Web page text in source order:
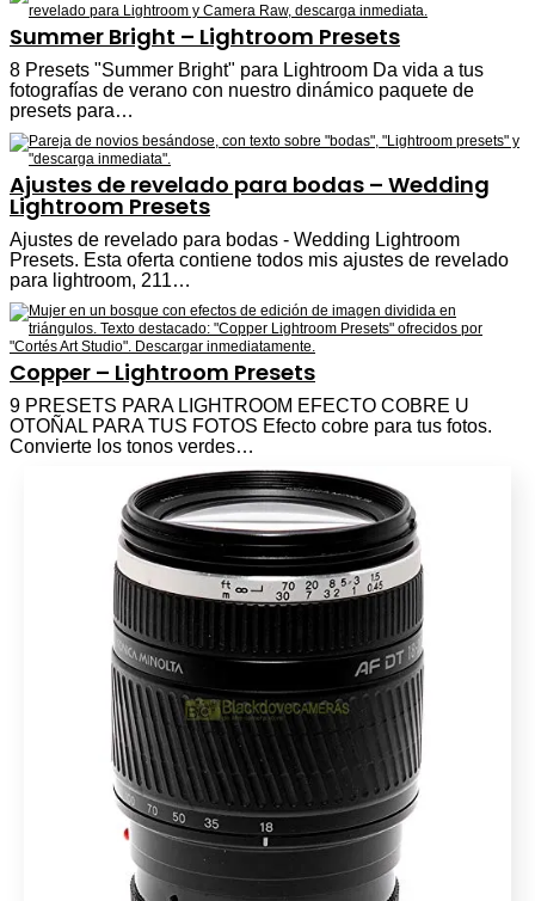
Summer Bright – Lightroom Presets
8 Presets "Summer Bright" para Lightroom Da vida a tus
fotografías de verano con nuestro dinámico paquete de
presets para…
Ajustes de revelado para bodas – Wedding
Lightroom Presets
Ajustes de revelado para bodas - Wedding Lightroom
Presets. Esta oferta contiene todos mis ajustes de revelado
para lightroom, 211…
Copper – Lightroom Presets
9 PRESETS PARA LIGHTROOM EFECTO COBRE U
OTOÑAL PARA TUS FOTOS Efecto cobre para tus fotos.
Convierte los tonos verdes…